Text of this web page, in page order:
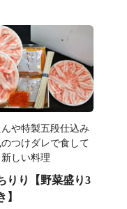
や特製五段仕込み
つけダレで食して
しい料理
りり【野菜盛り3
】